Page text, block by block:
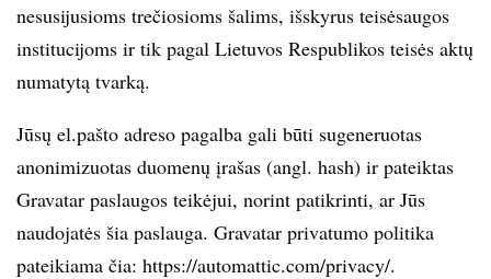
nesusijusioms trečiosioms šalims, išskyrus teisėsaugos
institucijoms ir tik pagal Lietuvos Respublikos teisės aktų
numatytą tvarką.
Jūsų el.pašto adreso pagalba gali būti sugeneruotas
anonimizuotas duomenų įrašas (angl. hash) ir pateiktas
Gravatar paslaugos teikėjui, norint patikrinti, ar Jūs
naudojatės šia paslauga. Gravatar privatumo politika
pateikiama čia: https://automattic.com/privacy/.